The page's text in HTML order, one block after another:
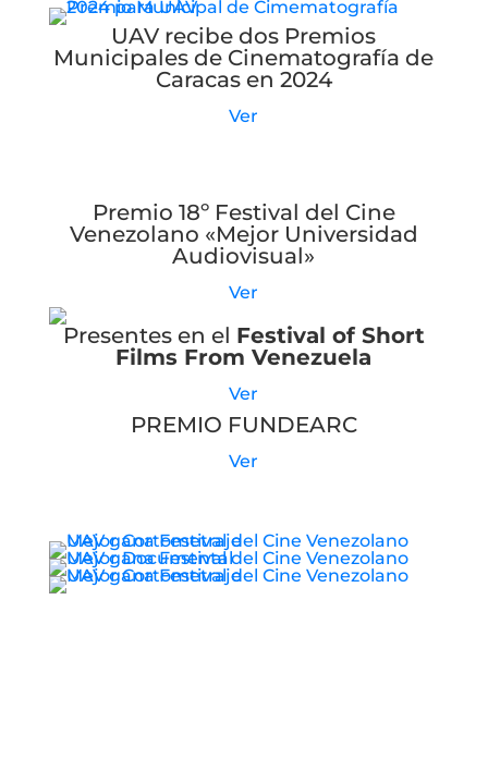
UAV recibe dos Premios
Municipales de Cinematografía de
Caracas en 2024
Ver
Premio 18º Festival del Cine
Venezolano «Mejor Universidad
Audiovisual»
Ver
Presentes en el Festival of Short
Films From Venezuela
Ver
PREMIO FUNDEARC
Ver